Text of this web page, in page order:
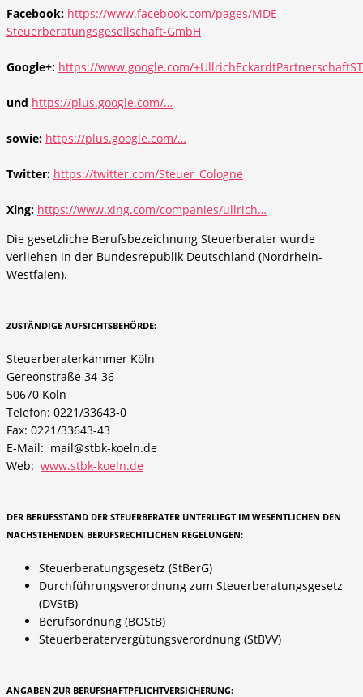
Facebook: https://www.facebook.com/pages/MDE-
Steuerberatungsgesellschaft-GmbH
Google+: https://www.google.com/
und https://plus.google.com/…
sowie: https://plus.google.com/…
Twitter: https://twitter.com/Steuer_Cologne
Xing: https://www.xing.com/companies/ullrich…
Die gesetzliche Berufsbezeichnung Steuerberater wurde
verliehen in der Bundesrepublik Deutschland (Nordrhein-
Westfalen).
ZUSTÄNDIGE AUFSICHTSBEHÖRDE:
Steuerberaterkammer Köln
Gereonstraße 34-36
50670 Köln
Telefon: 0221/33643-0
Fax: 0221/33643-43
E-Mail: mail@stbk-koeln.de
Web: www.stbk-koeln.de
DER BERUFSSTAND DER STEUERBERATER UNTERLIEGT IM WESENTLICHEN DEN
NACHSTEHENDEN BERUFSRECHTLICHEN REGELUNGEN:
Steuerberatungsgesetz (StBerG)
Durchführungsverordnung zum Steuerberatungsgesetz
(DVStB)
Berufsordnung (BOStB)
Steuerberatervergütungsverordnung (StBVV)
ANGABEN ZUR BERUFSHAFTPFLICHTVERSICHERUNG: